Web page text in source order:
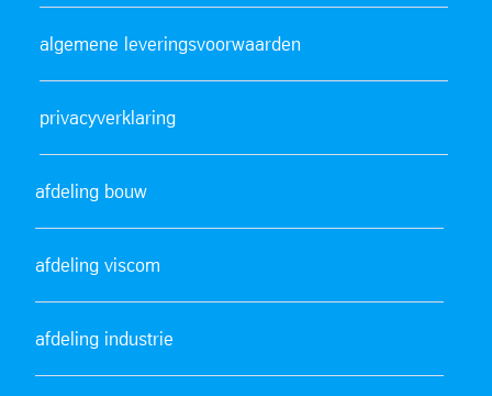
algemene leveringsvoorwaarden
privacyverklaring
afdeling bouw
afdeling viscom
afdeling industrie